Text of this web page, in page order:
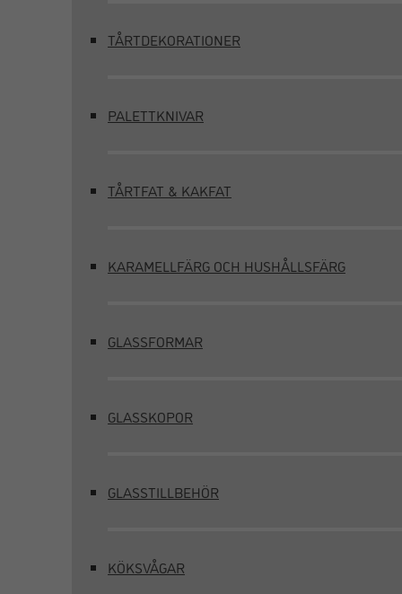
TÅRTDEKORATIONER
PALETTKNIVAR
TÅRTFAT & KAKFAT
KARAMELLFÄRG OCH HUSHÅLLSFÄRG
GLASSFORMAR
GLASSKOPOR
GLASSTILLBEHÖR
KÖKSVÅGAR